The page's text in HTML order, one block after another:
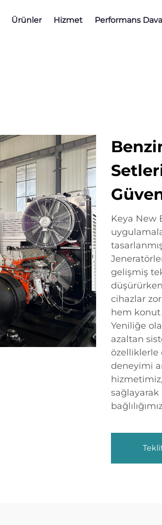
Ürünler Hizmet Performans
Keya New
gelişmiş
cihazlar
hem
Yeniliğe
azaltan
özelliklerle
deneyimi